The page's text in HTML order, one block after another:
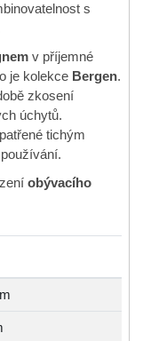
s
v příjemné
je kolekce Bergen.
zkosení
úchytů.
tichým
obývacího